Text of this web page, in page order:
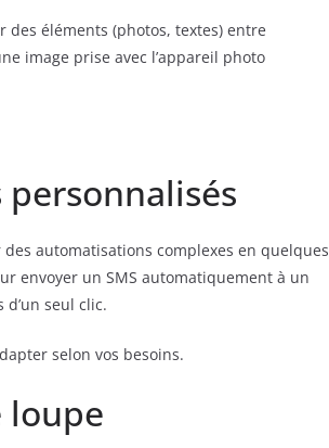
des éléments (photos, textes) entre
image prise avec l’appareil photo
personnalisés
automatisations complexes en quelques
envoyer un SMS automatiquement à un
seul clic.
selon vos besoins.
loupe